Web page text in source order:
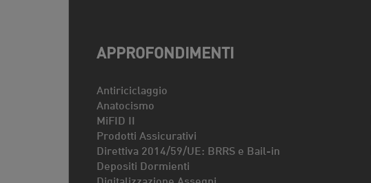
APPROFONDIMENTI
Antiriciclaggio
Anatocismo
MiFID II
Prodotti Assicurativi
Direttiva 2014/59/UE: BRRS e Bail-in
Depositi Dormienti